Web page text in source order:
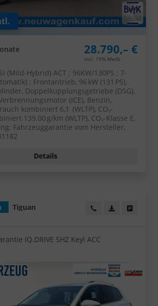
28.790,– €
incl. 19% MwSt.
(Mild-Hybrid) ACT ; 96KW/130PS ; 7-
; Frontantrieb, 96 kW (131 PS),
Doppelkupplungsgetriebe (DSG),
(ICE), Benzin,
kombiniert 6,1 (WLTP), CO₂-
139.00 g/km (WLTP), CO₂-Klasse E,
Fahrzeuggarantie vom Hersteller,
Details
Tiguan Wir rufen Sie an!
PDF-Datei,
IQ.DRIVE SHZ Keyl ACC